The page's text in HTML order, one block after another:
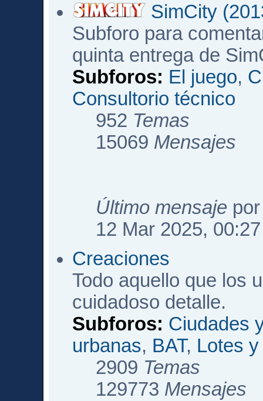
SimCity
Subforo para
quinta entrega de
Subforos: El juego,
Consultorio técnico
952 Temas
15069 Mensajes
Último mensaje
12 Mar 2025, 00:27
Creaciones
Todo aquello que los
cuidadoso detalle.
Subforos: Ciudades
urbanas, BAT, Lotes
2909 Temas
129773 Mensajes